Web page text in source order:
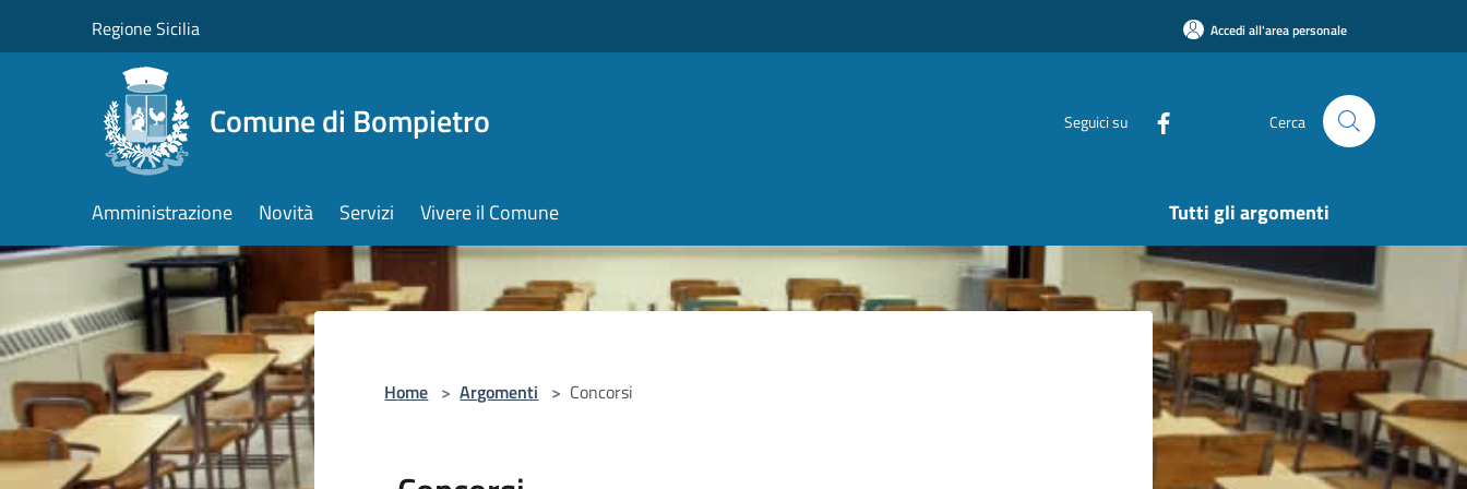
Regione Sicilia Accedi all'area personale
Comune di Bompietro Seguici su Cerca
Amministrazione Novità Servizi Vivere il Comune Tutti gli argomenti
Home > Argomenti > Concorsi